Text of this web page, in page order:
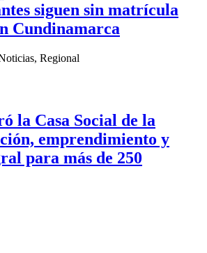
siguen sin matrícula
Cundinamarca
, Regional
la Casa Social de la
emprendimiento y
para más de 250